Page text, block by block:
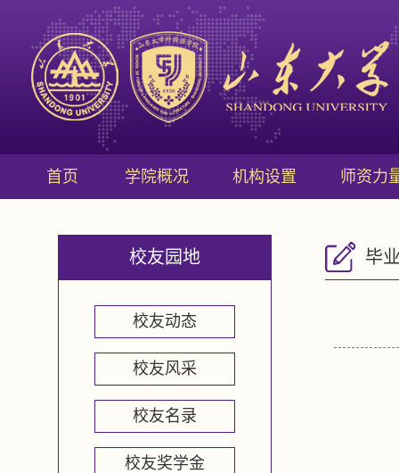
首页 学院概况 机构设置 师资力
校友园地
校友动态
校友风采
校友名录
校友奖学金
毕